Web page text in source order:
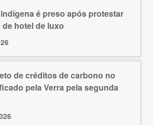
é preso após protestar
hotel de luxo
de créditos de carbono no
pela Verra pela segunda